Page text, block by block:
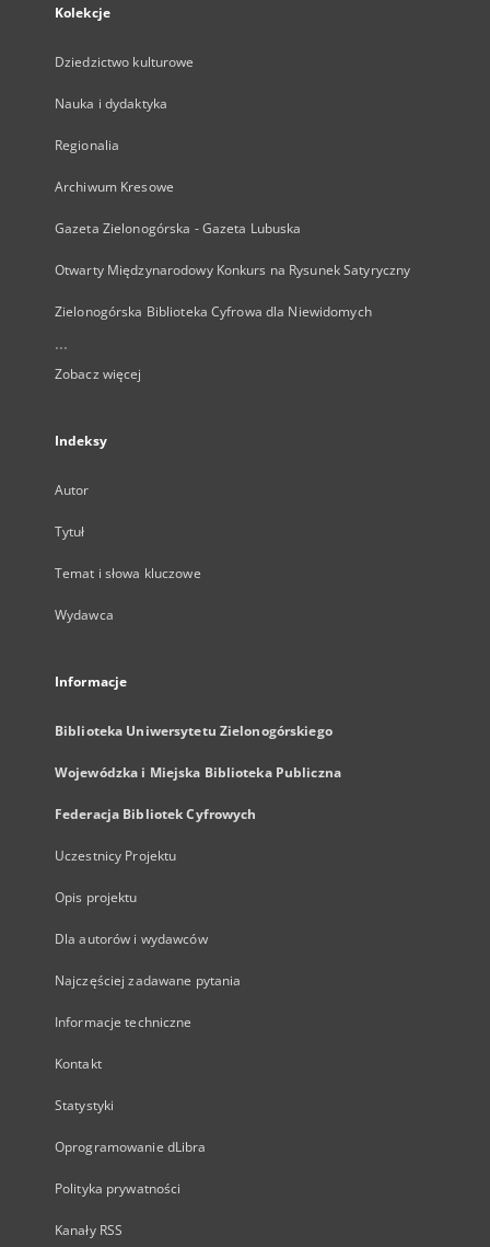
Kolekcje
Dziedzictwo kulturowe
Nauka i dydaktyka
Regionalia
Archiwum Kresowe
Gazeta Zielonogórska - Gazeta Lubuska
Otwarty Międzynarodowy Konkurs na Rysunek Satyryczny
Zielonogórska Biblioteka Cyfrowa dla Niewidomych
...
Zobacz więcej
Indeksy
Autor
Tytuł
Temat i słowa kluczowe
Wydawca
Informacje
Biblioteka Uniwersytetu Zielonogórskiego
Wojewódzka i Miejska Biblioteka Publiczna
Federacja Bibliotek Cyfrowych
Uczestnicy Projektu
Opis projektu
Dla autorów i wydawców
Najczęściej zadawane pytania
Informacje techniczne
Kontakt
Statystyki
Oprogramowanie dLibra
Polityka prywatności
Kanały RSS